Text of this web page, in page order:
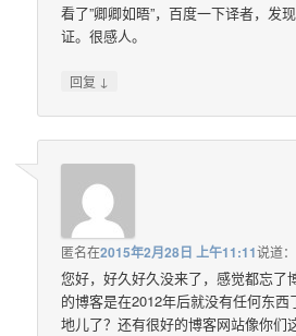
看了”卿卿如晤”，百度一下译者，发
证。很感人。
回复 ↓
匿名在2015年2月28日 上午11:11说道：
您好，好久好久没来了，感觉都忘了
的博客是在2012年后就没有任何东
地儿了？还有很好的博客网站像你们